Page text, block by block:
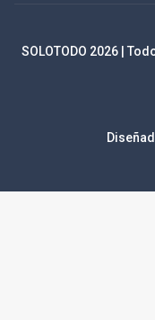
SOLOTODO 2026 |